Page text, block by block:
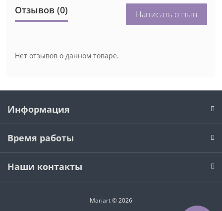
Отзывов (0) Написать отзыв
Нет отзывов о данном товаре.
Информация
Время работы
Наши контакты
Mariart © 2026